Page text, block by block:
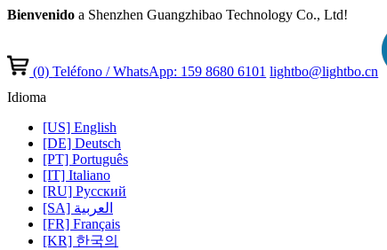
Bienvenido a Shenzhen Guangzhibao Technology Co., Ltd!
(0)Teléfono / WhatsApp: 159 8680 6101 lightbo@lightbo.cn
Idioma
[US] English
[DE] Deutsch
[PT] Português
[IT] Italiano
[RU] Pусский
[SA] العربية
[FR] Français
[KR] 한국의